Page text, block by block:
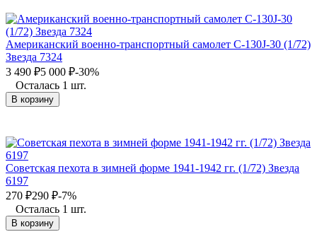
Американский военно-транспортный самолет С-130J-30 (1/72)
Звезда 7324
3 490 ₽5 000 ₽-30%
Осталась 1 шт.
В корзину
Советская пехота в зимней форме 1941-1942 гг. (1/72) Звезда
6197
270 ₽290 ₽-7%
Осталась 1 шт.
В корзину